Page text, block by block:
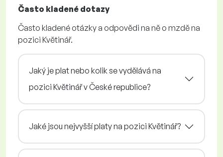
Často kladené dotazy
Často kladené otázky a odpovědi na ně o mzdě na
pozici Květinář.
Jaký je plat nebo kolik se vydělává na
pozici Květinář v České republice?
Jaké jsou nejvyšší platy na pozici Květinář?